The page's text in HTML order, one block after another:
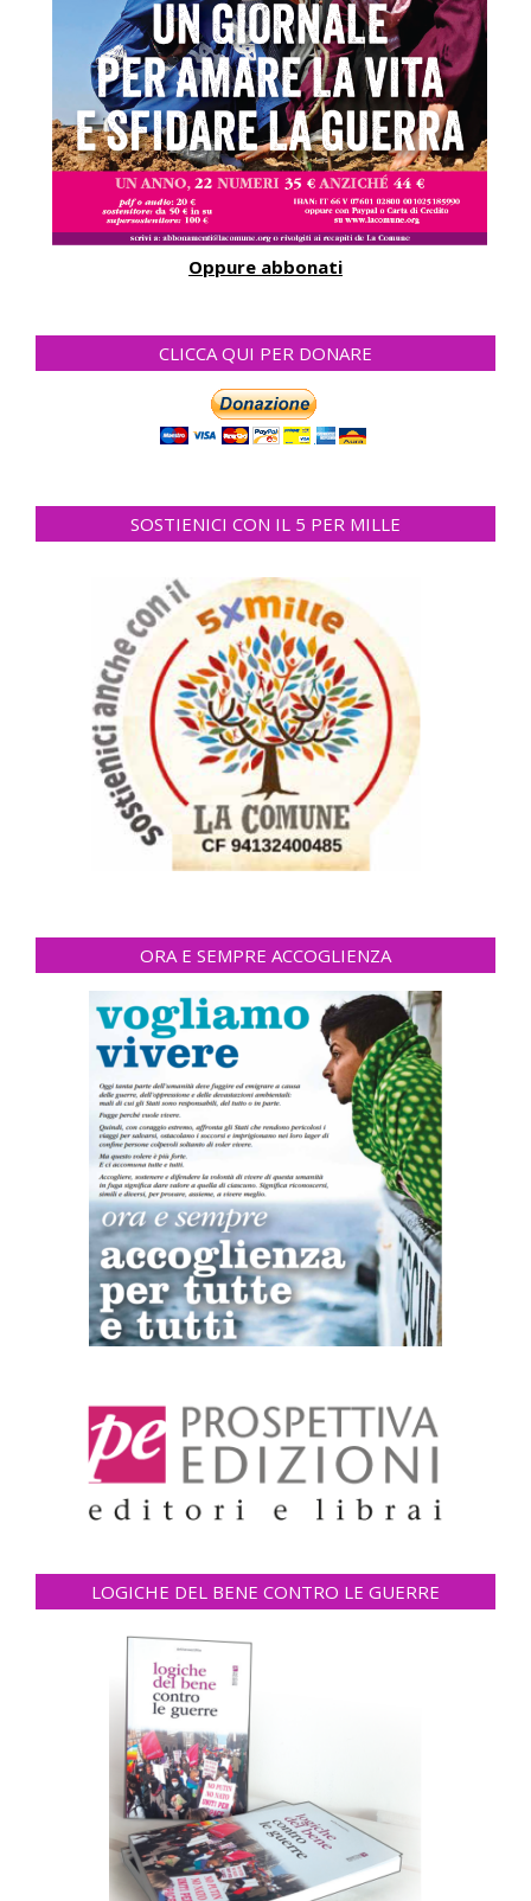
Oppure abbonati
CLICCA QUI PER DONARE
SOSTIENICI CON IL 5 PER MILLE
ORA E SEMPRE ACCOGLIENZA
LOGICHE DEL BENE CONTRO LE GUERRE